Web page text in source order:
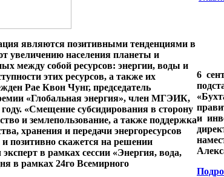
являются позитивными тенденциями в
увеличению населения планеты и
между собой ресурсов: энергии, воды и
этих ресурсов, а также их
Рае Квон Чунг, председатель
«Глобальная энергия», член МГЭИК,
«Смещение субсидирования в сторону
и землепользование, а также поддержка
хранения и передачи энергоресурсов
и позитивно скажется на решении
в рамках сессии «Энергия, вода,
в рамках 24го Всемирного
6
и